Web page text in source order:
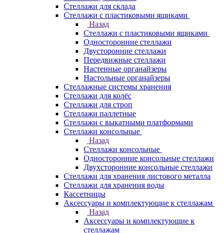
Стеллажи для склада
Стеллажи с пластиковыми ящиками
Назад
Стеллажи с пластиковыми ящиками
Односторонние стеллажи
Двусторонние стеллажи
Передвижные стеллажи
Настенные органайзеры
Настольные органайзеры
Стеллажные системы хранения
Стеллажи для колёс
Стеллажи для строп
Стеллажи паллетные
Стеллажи с выкатными платформами
Стеллажи консольные
Назад
Стеллажи консольные
Односторонние консольные стеллажи
Двухсторонние консольные стеллажи
Стеллажи для хранения листового металла
Стеллажи для хранения воды
Кассетницы
Аксесcуары и комплектующие к стеллажам
Назад
Аксесcуары и комплектующие к
стеллажам